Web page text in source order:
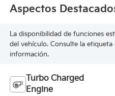
Aspectos
La disponibilidad de funciones
del vehículo. Consulte la
información.
Turbo Charged
Engine